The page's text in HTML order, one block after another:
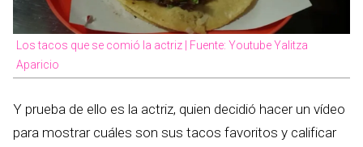
Los tacos que se comió la actriz | Fuente: Youtube Yalitza
Aparicio
Y prueba de ello es la actriz, quien decidió hacer un vídeo
para mostrar cuáles son sus tacos favoritos y calificar